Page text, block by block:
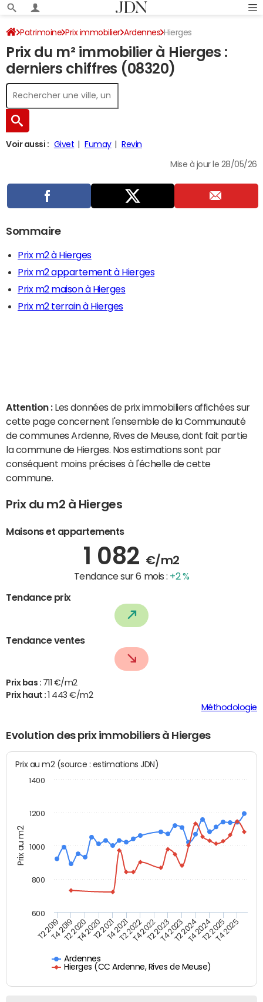
Patrimoine Prix immobilier Ardennes Hierges
Prix du m² immobilier à Hierges :
derniers chiffres (08320)
Voir aussi : Givet Fumay Revin
Mise à jour le 28/05/26
Sommaire
Prix m2 à Hierges
Prix m2 appartement à Hierges
Prix m2 maison à Hierges
Prix m2 terrain à Hierges
Attention : Les données de prix immobiliers affichées sur
cette page concernent l'ensemble de la Communauté
de communes Ardenne, Rives de Meuse, dont fait partie
la commune de Hierges. Nos estimations sont par
conséquent moins précises à l'échelle de cette
commune.
Prix du m2 à Hierges
Maisons et appartements
1 082 €/m2
Tendance sur 6 mois : +2 %
Tendance prix
Tendance ventes
Prix bas : 711 €/m2
Prix haut :
1 443 €/m2
Méthodologie
Evolution des prix immobiliers à Hierges
Prix au m2
Prix au m2 (source : estimations JDN)
Ardennes
Hierges (CC Ardenne, Rives de Meuse)
T2 2019T4 2019T2 2020T4 2020T2 2021T4 2021T2 2022T4 2022T2 2023T4 2023T2 2024T4 2024T2 2025T4 2025
600
800
1000
1200
1400